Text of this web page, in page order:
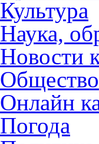
Культура
Наука,
Новости
Общество
Онлайн
Погода